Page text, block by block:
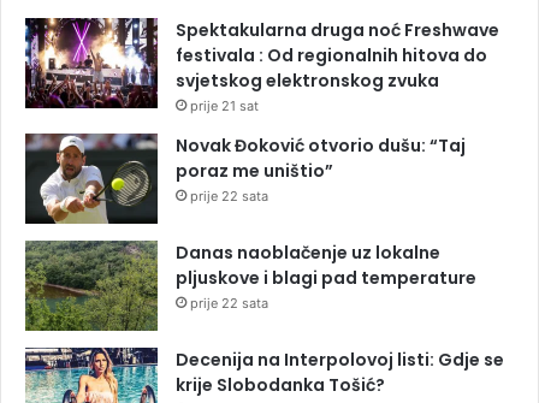
Spektakularna druga noć Freshwave
festivala : Od regionalnih hitova do
svjetskog elektronskog zvuka
prije 21 sat
Novak Đoković otvorio dušu: “Taj
poraz me uništio”
prije 22 sata
Danas naoblačenje uz lokalne
pljuskove i blagi pad temperature
prije 22 sata
Decenija na Interpolovoj listi: Gdje se
krije Slobodanka Tošić?